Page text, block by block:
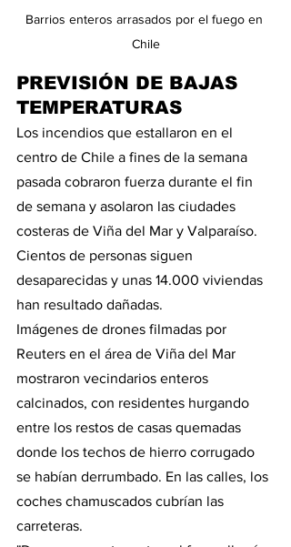
Barrios enteros arrasados por el fuego en
Chile
PREVISIÓN DE BAJAS
TEMPERATURAS
Los incendios que estallaron en el
centro de Chile a fines de la semana
pasada cobraron fuerza durante el fin
de semana y asolaron las ciudades
costeras de Viña del Mar y Valparaíso.
Cientos de personas siguen
desaparecidas y unas 14.000 viviendas
han resultado dañadas.
Imágenes de drones filmadas por
Reuters en el área de Viña del Mar
mostraron vecindarios enteros
calcinados, con residentes hurgando
entre los restos de casas quemadas
donde los techos de hierro corrugado
se habían derrumbado. En las calles, los
coches chamuscados cubrían las
carreteras.